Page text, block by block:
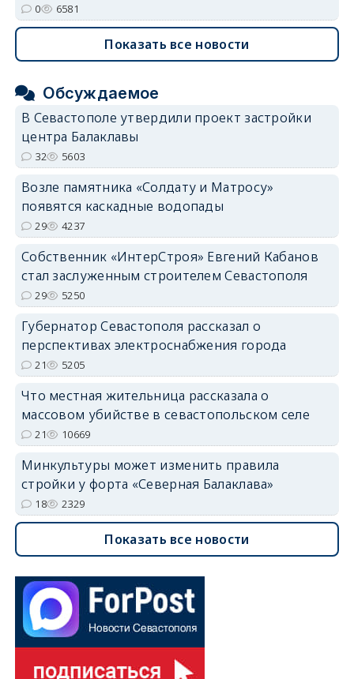
0 6581
Показать все новости
Обсуждаемое
В Севастополе утвердили проект застройки
центра Балаклавы
32 5603
Возле памятника «Солдату и Матросу»
появятся каскадные водопады
29 4237
Собственник «ИнтерСтроя» Евгений Кабанов
стал заслуженным строителем Севастополя
29 5250
Губернатор Севастополя рассказал о
перспективах электроснабжения города
21 5205
Что местная жительница рассказала о
массовом убийстве в севастопольском селе
21 10669
Минкультуры может изменить правила
стройки у форта «Северная Балаклава»
18 2329
Показать все новости